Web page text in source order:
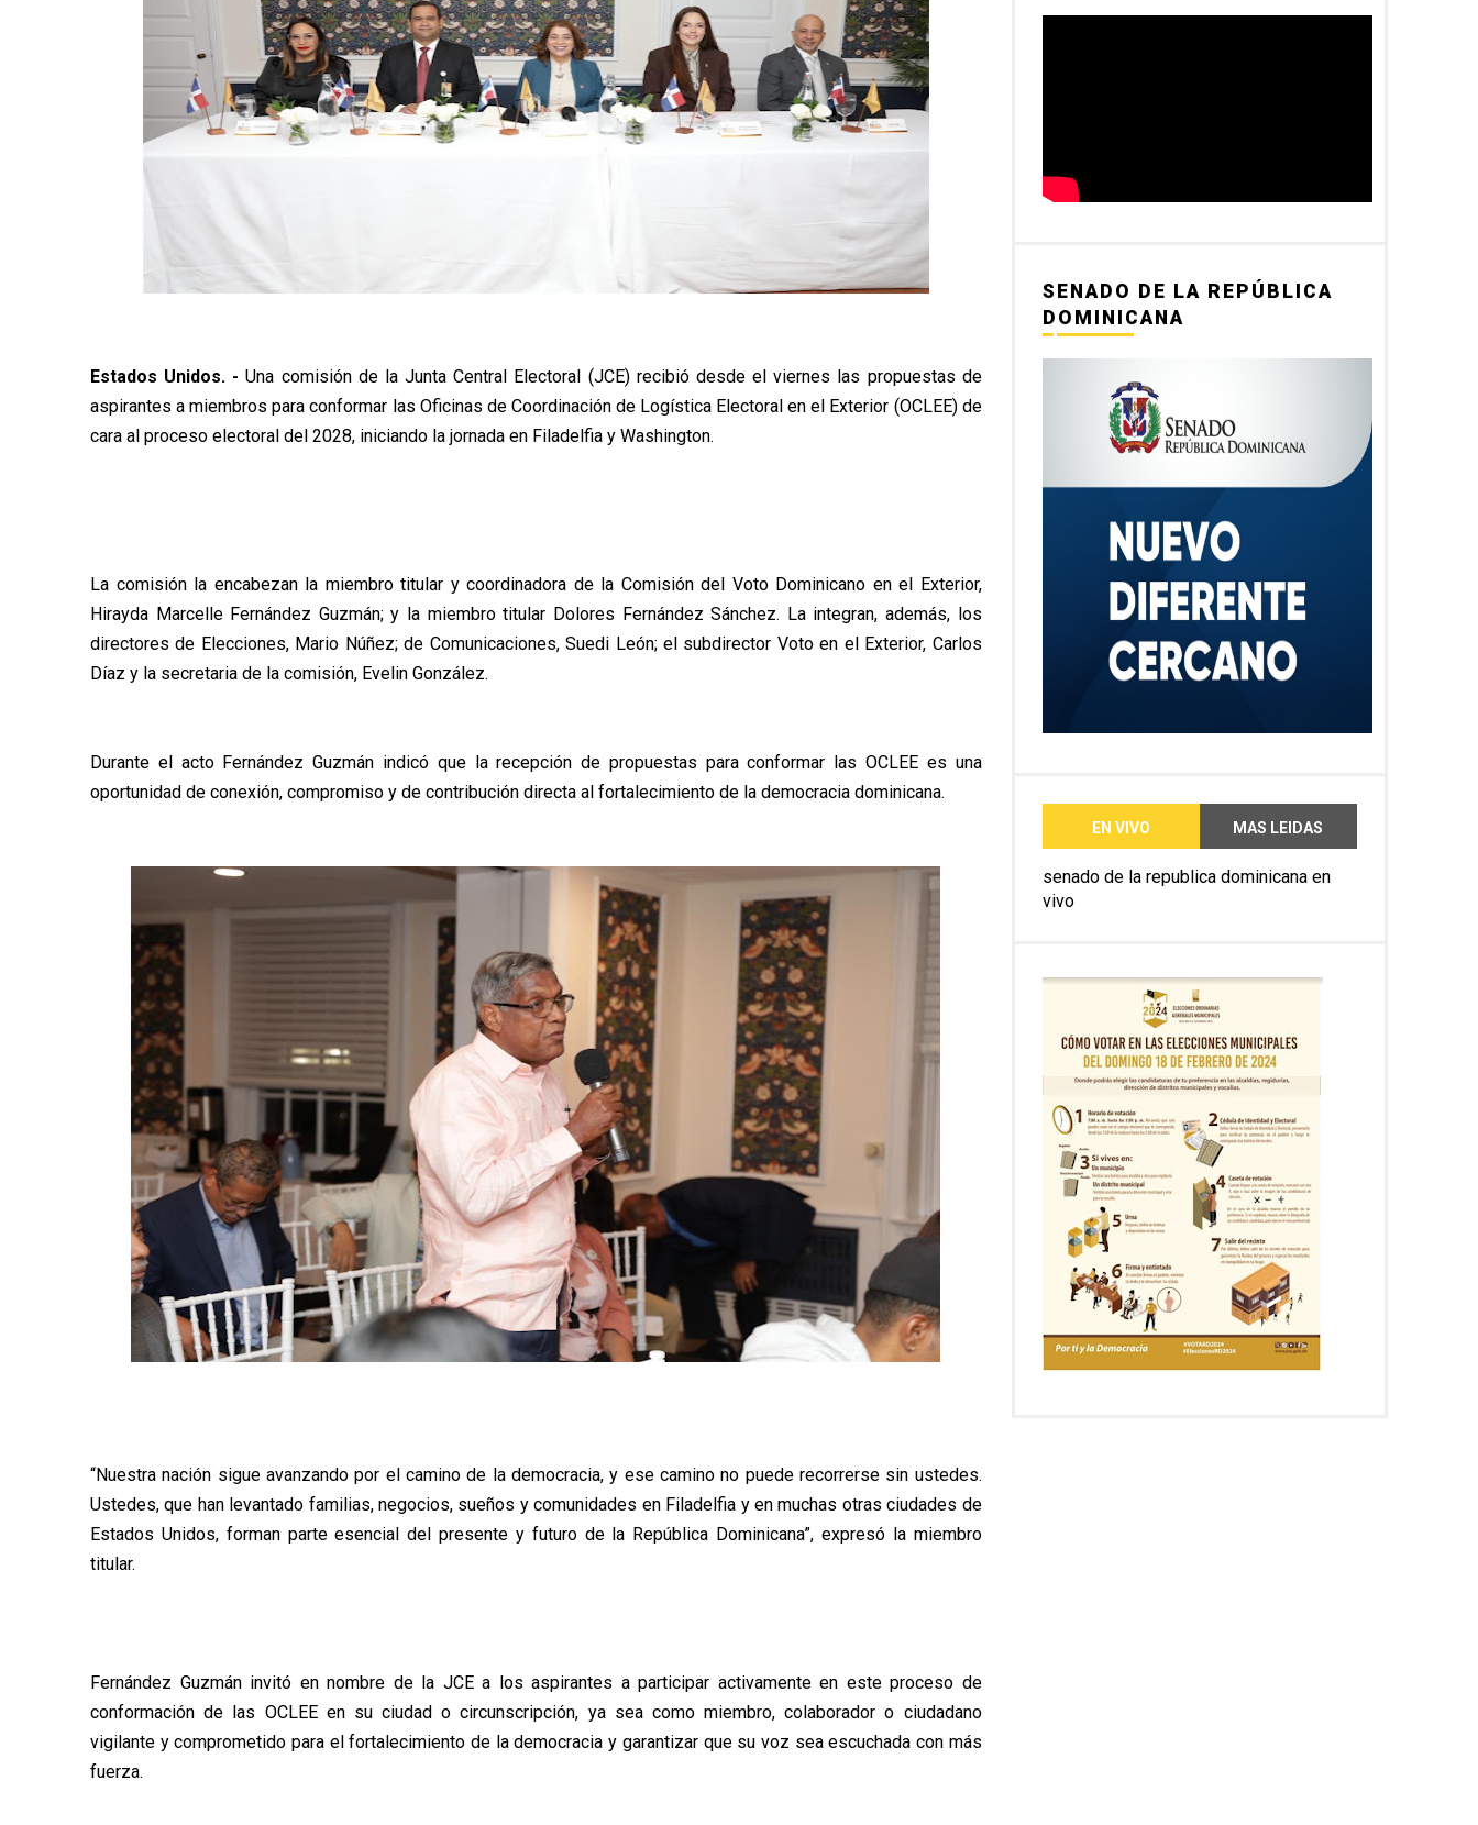
Estados Unidos. -Una comisión de la Junta Central Electoral (JCE) recibió desde el viernes las propuestas de
aspirantes a miembros para conformar las Oficinas de Coordinación de Logística Electoral en el Exterior (OCLEE) de
cara al proceso electoral del 2028, iniciando la jornada en Filadelfia y Washington.
La comisión la encabezan la miembro titular y coordinadora de la Comisión del Voto Dominicano en el Exterior,
Hirayda Marcelle Fernández Guzmán; y la miembro titular Dolores Fernández Sánchez. La integran, además, los
directores de Elecciones, Mario Núñez; de Comunicaciones, Suedi León; el subdirector Voto en el Exterior, Carlos
Díaz y la secretaria de la comisión, Evelin González.
Durante el acto Fernández Guzmán indicó que la recepción de propuestas para conformar las OCLEE es una
oportunidad de conexión, compromiso y de contribución directa al fortalecimiento de la democracia dominicana.
“Nuestra nación sigue avanzando por el camino de la democracia, y ese camino no puede recorrerse sin ustedes.
Ustedes, que han levantado familias, negocios, sueños y comunidades en Filadelfia y en muchas otras ciudades de
Estados Unidos, forman parte esencial del presente y futuro de la República Dominicana”, expresó la miembro
titular.
Fernández Guzmán invitó en nombre de la JCE a los aspirantes a participar activamente en este proceso de
conformación de las OCLEE en su ciudad o circunscripción, ya sea como miembro, colaborador o ciudadano
vigilante y comprometido para el fortalecimiento de la democracia y garantizar que su voz sea escuchada con más
fuerza.
SENADO DE LA REPÚBLICA
DOMINICANA
EN VIVO MAS LEIDAS
senado de la republica dominicana en
vivo